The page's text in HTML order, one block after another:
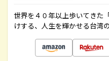
世界を４０年以上歩いてきた
けする、人生を輝かせる台湾